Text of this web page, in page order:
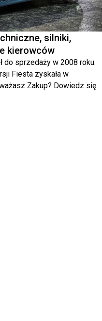
silniki,
kierowców
do sprzedaży w 2008 roku.
Fiesta zyskała w
Zakup? Dowiedz się